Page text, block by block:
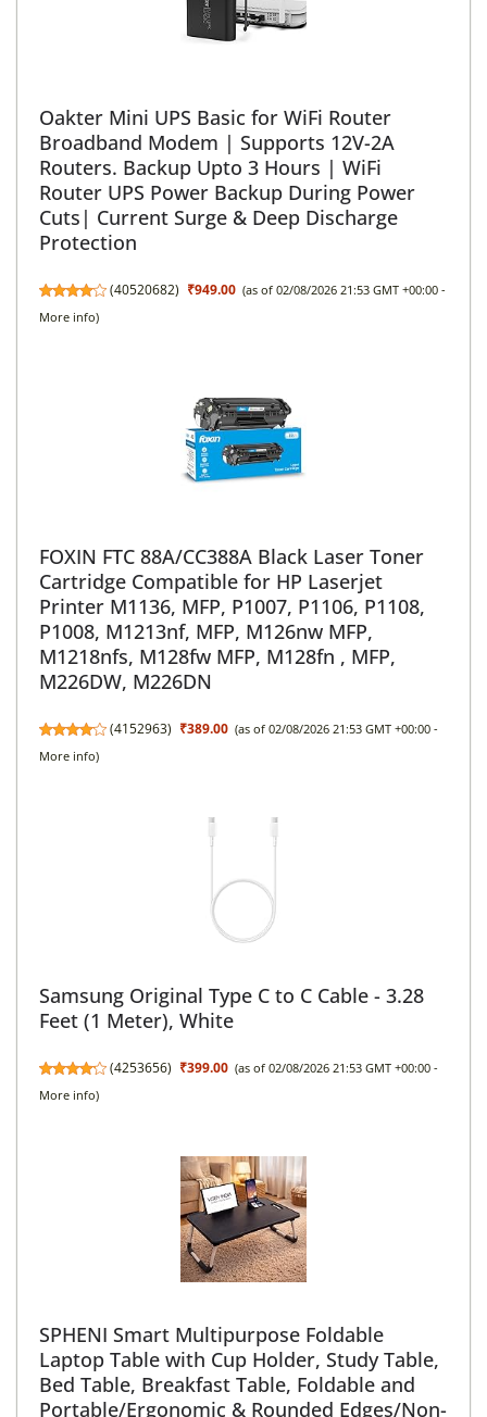
Oakter Mini UPS Basic for WiFi Router
Broadband Modem | Supports 12V-2A
Routers. Backup Upto 3 Hours | WiFi
Router UPS Power Backup During Power
Cuts| Current Surge & Deep Discharge
Protection
(40520682) ₹949.00 (as of 02/08/2026 21:53 GMT +00:00 -
More info)
FOXIN FTC 88A/CC388A Black Laser Toner
Cartridge Compatible for HP Laserjet
Printer M1136, MFP, P1007, P1106, P1108,
P1008, M1213nf, MFP, M126nw MFP,
M1218nfs, M128fw MFP, M128fn , MFP,
M226DW, M226DN
(4152963) ₹389.00 (as of 02/08/2026 21:53 GMT +00:00 -
More info)
Samsung Original Type C to C Cable - 3.28
Feet (1 Meter), White
(4253656) ₹399.00 (as of 02/08/2026 21:53 GMT +00:00 -
More info)
SPHENI Smart Multipurpose Foldable
Laptop Table with Cup Holder, Study Table,
Bed Table, Breakfast Table, Foldable and
Portable/Ergonomic & Rounded Edges/Non-